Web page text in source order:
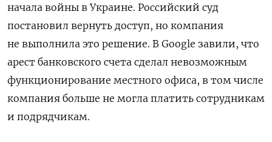
начала войны в Украине. Российский суд
постановил вернуть доступ, но компания
не выполнила это решение. В Google завили, что
арест банковского счета сделал невозможным
функционирование местного офиса, в том числе
компания больше не могла платить сотрудникам
и подрядчикам.